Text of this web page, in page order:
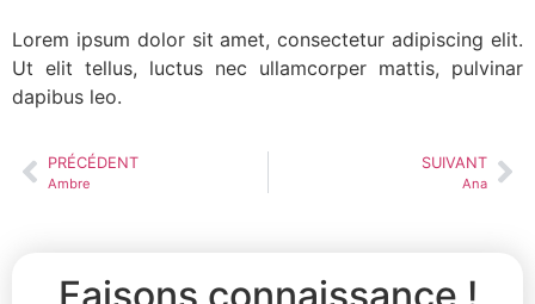
Lorem ipsum dolor sit amet, consectetur adipiscing elit.
Ut elit tellus, luctus nec ullamcorper mattis, pulvinar
dapibus leo.
PRÉCÉDENT
Ambre
SUIVANT
Ana